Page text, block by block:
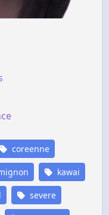
coreenne
kawai
severe